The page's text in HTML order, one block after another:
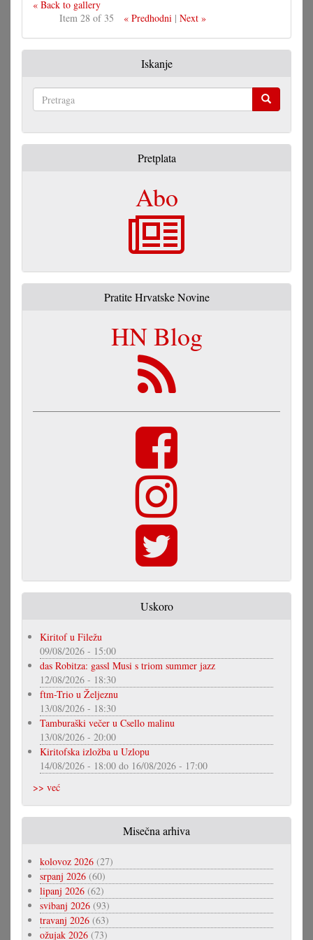
« Back to gallery
Item 28 of 35
« Predhodni| Next »
Iskanje
Pretplata
Abo
Pratite Hrvatske Novine
HN Blog
Uskoro
Kiritof u Filežu
09/08/2026 - 15:00
das Robitza: gassl Musi s triom summer jazz
12/08/2026 - 18:30
ftm-Trio u Željeznu
13/08/2026 - 18:30
Tamburaški večer u Csello malinu
13/08/2026 - 20:00
Kiritofska izložba u Uzlopu
14/08/2026 - 18:00 do 16/08/2026 - 17:00
>> već
Misečna arhiva
kolovoz 2026 (27)
srpanj 2026 (60)
lipanj 2026 (62)
svibanj 2026 (93)
travanj 2026 (63)
ožujak 2026 (73)